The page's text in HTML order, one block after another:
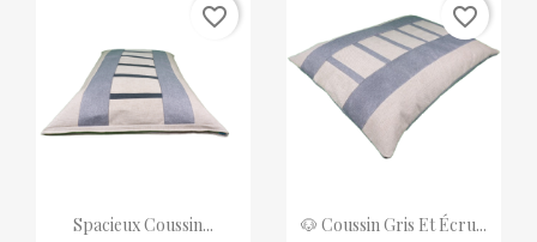
Aperçu rapide
Spacieux Coussin...
favorite_border
Aperçu rapide
🐶 Coussin Gris Et Écru...
favorite_border